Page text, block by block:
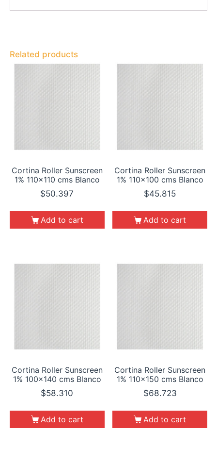
Related products
Cortina Roller Sunscreen
1% 110×110 cms Blanco
$50.397
Add to cart
Cortina Roller Sunscreen
1% 110×100 cms Blanco
$45.815
Add to cart
Cortina Roller Sunscreen
1% 100×140 cms Blanco
$58.310
Add to cart
Cortina Roller Sunscreen
1% 110×150 cms Blanco
$68.723
Add to cart